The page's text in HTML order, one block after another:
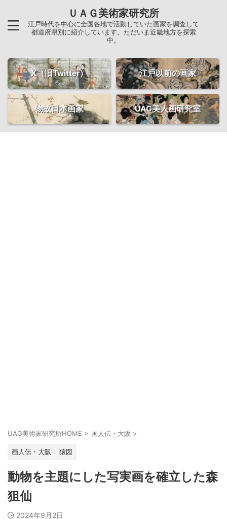
ＵＡＧ美術家研究所
江戸時代を中心に全国各地で活動していた画家を調査して
都道府県別に紹介しています。ただいま近畿地方を探索
中。
X（旧Twitter） 江戸以前の画家
物故日本画家 UAG美人画研究室
UAG美術家研究所HOME > 画人伝・大阪 >
画人伝・大阪 猿図
動物を主題にした写実画を確立した森
狙仙
2024年9月2日